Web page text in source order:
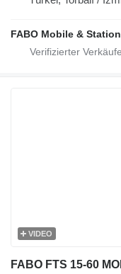
VIDEO